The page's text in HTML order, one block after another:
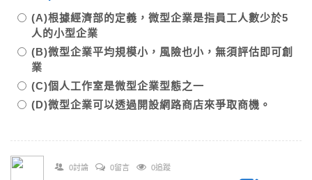
(A)根據經濟部的定義，微型企業是指員工人數少於5
人的小型企業
(B)微型企業平均規模小，風險也小，無須評估即可創
業
(C)個人工作室是微型企業型態之一
(D)微型企業可以透過開設網路商店來爭取商機。
0討論 0留言 0追蹤